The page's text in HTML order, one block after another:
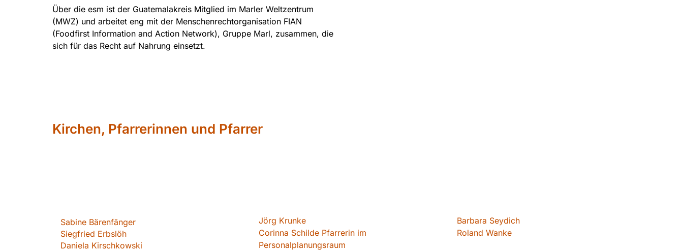
Über die esm ist der Guatemalakreis Mitglied im Marler Weltzentrum
(MWZ) und arbeitet eng mit der Menschenrechtorganisation FIAN
(Foodfirst Information and Action Network), Gruppe Marl, zusammen, die
sich für das Recht auf Nahrung einsetzt.
Kirchen, Pfarrerinnen und Pfarrer
Sabine Bärenfänger
Siegfried Erbslöh
Daniela Kirschkowski
Jörg Krunke
Corinna Schilde Pfarrerin im
Personalplanungsraum
Barbara Seydich
Roland Wanke